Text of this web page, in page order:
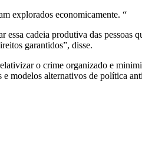
explorados economicamente. “
cadeia produtiva das pessoas
garantidos”, disse.
o crime organizado e
e modelos alternativos de política